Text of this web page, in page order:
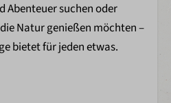
Abenteuer suchen oder
Natur genießen möchten –
bietet für jeden etwas.